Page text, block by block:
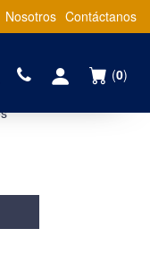
Nosotros Contáctanos
(0)